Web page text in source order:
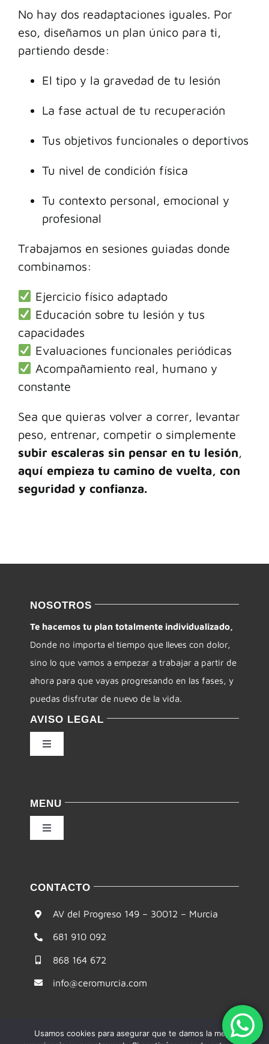
No hay dos readaptaciones iguales. Por
eso, diseñamos un plan único para ti,
partiendo desde:
El tipo y la gravedad de tu lesión
La fase actual de tu recuperación
Tus objetivos funcionales o deportivos
Tu nivel de condición física
Tu contexto personal, emocional y
profesional
Trabajamos en sesiones guiadas donde
combinamos:
Ejercicio físico adaptado
Educación sobre tu lesión y tus
capacidades
Evaluaciones funcionales periódicas
Acompañamiento real, humano y
constante
Sea que quieras volver a correr, levantar
peso, entrenar, competir o simplemente
subir escaleras sin pensar en tu lesión,
aquí empieza tu camino de vuelta, con
seguridad y confianza.
NOSOTROS
Te hacemos tu plan totalmente individualizado,
Donde no importa el tiempo que lleves con dolor,
sino lo que vamos a empezar a trabajar a partir de
ahora para que vayas progresando en las fases, y
puedas disfrutar de nuevo de la vida.
AVISO LEGAL
Toggle
Navigation
Condiciones de uso
Accesibilidad
Mapa del sitio
MENU
Toggle
Navigation
Te ayudamos
Formación
CONTACTO
AV del Progreso 149 – 30012 – Murcia
681 910 092
868 164 672
info@ceromurcia.com
Usamos cookies para asegurar que te damos la mejor